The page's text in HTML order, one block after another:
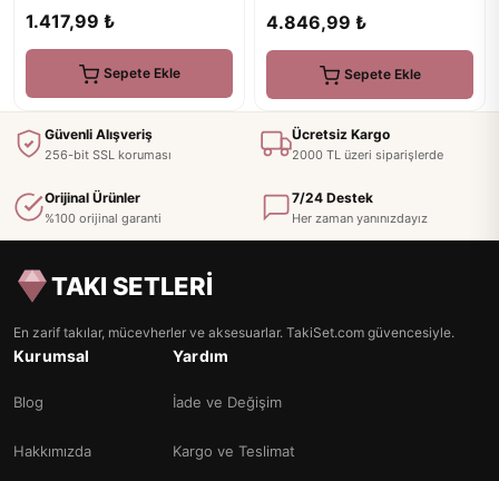
1.417,99 ₺
Sepete Ekle
4.846,99 ₺
Sepete Ekle
Güvenli Alışveriş
256-bit SSL koruması
Ücretsiz Kargo
2000 TL üzeri siparişlerde
Orijinal Ürünler
%100 orijinal garanti
7/24 Destek
Her zaman yanınızdayız
TAKI SETLERİ
En zarif takılar, mücevherler ve aksesuarlar. TakiSet.com güvencesiyle.
Kurumsal
Blog
Hakkımızda
Yardım
İade ve Değişim
Kargo ve Teslimat